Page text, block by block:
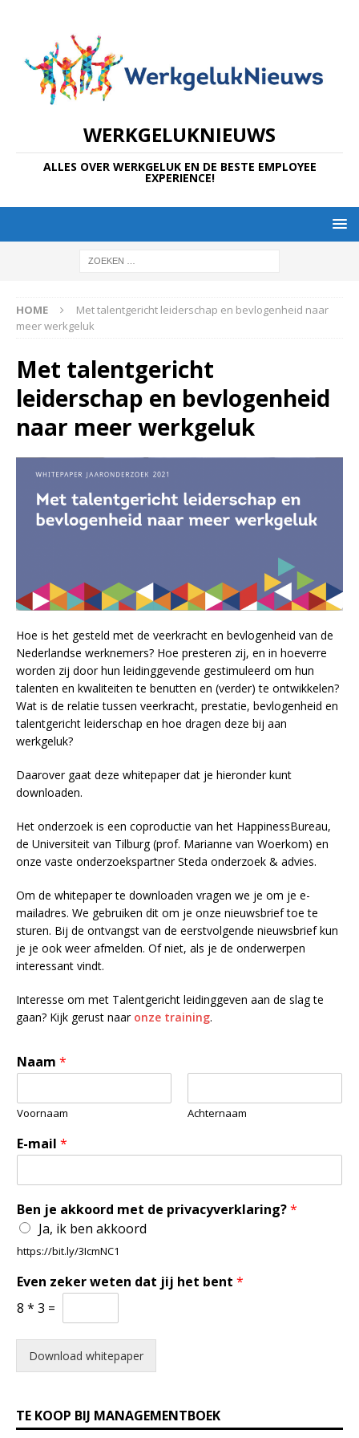
WERKGELUKNIEUWS
ALLES OVER WERKGELUK EN DE BESTE EMPLOYEE
EXPERIENCE!
HOME
Met talentgericht leiderschap en bevlogenheid naar
meer werkgeluk
Met talentgericht
leiderschap en bevlogenheid
naar meer werkgeluk
Hoe is het gesteld met de veerkracht en bevlogenheid van de
Nederlandse werknemers? Hoe presteren zij, en in hoeverre
worden zij door hun leidinggevende gestimuleerd om hun
talenten en kwaliteiten te benutten en (verder) te ontwikkelen?
Wat is de relatie tussen veerkracht, prestatie, bevlogenheid en
talentgericht leiderschap en hoe dragen deze bij aan
werkgeluk?
Daarover gaat deze whitepaper dat je hieronder kunt
downloaden.
Het onderzoek is een coproductie van het HappinessBureau,
de Universiteit van Tilburg (prof. Marianne van Woerkom) en
onze vaste onderzoekspartner Steda onderzoek & advies.
Om de whitepaper te downloaden vragen we je om je e-
mailadres. We gebruiken dit om je onze nieuwsbrief toe te
sturen. Bij de ontvangst van de eerstvolgende nieuwsbrief kun
je je ook weer afmelden. Of niet, als je de onderwerpen
interessant vindt.
Interesse om met Talentgericht leidinggeven aan de slag te
gaan? Kijk gerust naar onze training.
Naam *
Voornaam Achternaam
E-mail *
Ben je akkoord met de privacyverklaring?*
Ja, ik ben akkoord
https://bit.ly/3IcmNC1
Even zeker weten dat jij het bent *
8 * 3 =
Download whitepaper
TE KOOP BIJ MANAGEMENTBOEK